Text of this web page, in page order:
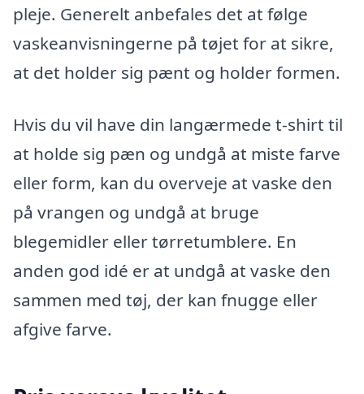
pleje. Generelt anbefales det at følge
vaskeanvisningerne på tøjet for at sikre,
at det holder sig pænt og holder formen.
Hvis du vil have din langærmede t-shirt til
at holde sig pæn og undgå at miste farve
eller form, kan du overveje at vaske den
på vrangen og undgå at bruge
blegemidler eller tørretumblere. En
anden god idé er at undgå at vaske den
sammen med tøj, der kan fnugge eller
afgive farve.